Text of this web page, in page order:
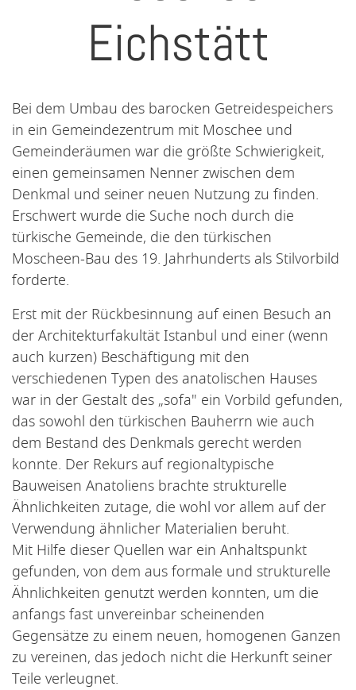
Eichstätt
Bei dem Umbau des barocken Getreidespeichers
in ein Gemeindezentrum mit Moschee und
Gemeinderäumen war die größte Schwierigkeit,
einen gemeinsamen Nenner zwischen dem
Denkmal und seiner neuen Nutzung zu finden.
Erschwert wurde die Suche noch durch die
türkische Gemeinde, die den türkischen
Moscheen-Bau des 19. Jahrhunderts als Stilvorbild
forderte.
Erst mit der Rückbesinnung auf einen Besuch an
der Architekturfakultät Istanbul und einer (wenn
auch kurzen) Beschäftigung mit den
verschiedenen Typen des anatolischen Hauses
war in der Gestalt des „sofa" ein Vorbild gefunden,
das sowohl den türkischen Bauherrn wie auch
dem Bestand des Denkmals gerecht werden
konnte. Der Rekurs auf regionaltypische
Bauweisen Anatoliens brachte strukturelle
Ähnlichkeiten zutage, die wohl vor allem auf der
Verwendung ähnlicher Materialien beruht.
Mit Hilfe dieser Quellen war ein Anhaltspunkt
gefunden, von dem aus formale und strukturelle
Ähnlichkeiten genutzt werden konnten, um die
anfangs fast unvereinbar scheinenden
Gegensätze zu einem neuen, homogenen Ganzen
zu vereinen, das jedoch nicht die Herkunft seiner
Teile verleugnet.